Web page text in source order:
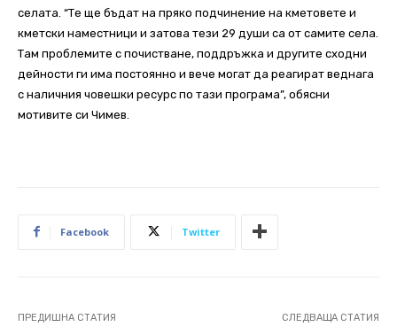
селата. “Те ще бъдат на пряко подчинение на кметовете и
кметски наместници и затова тези 29 души са от самите села.
Там проблемите с почистване, поддръжка и другите сходни
дейности ги има постоянно и вече могат да реагират веднага
с наличния човешки ресурс по тази програма”, обясни
мотивите си Чимев.
Facebook Twitter
ПРЕДИШНА СТАТИЯ СЛЕДВАЩА СТАТИЯ